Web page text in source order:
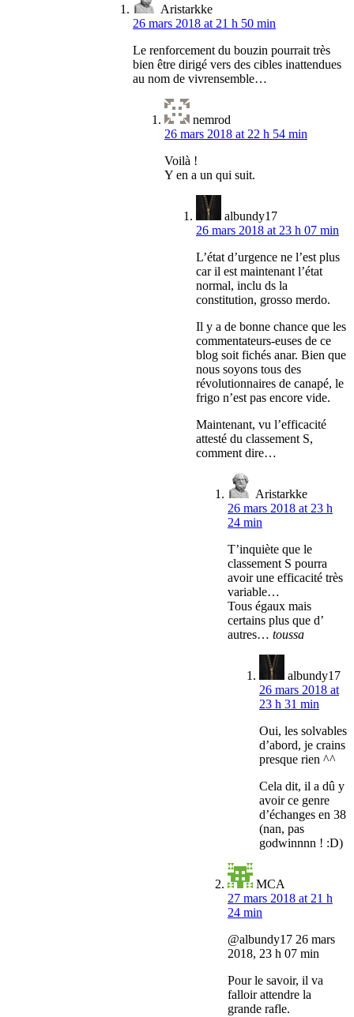
Aristarkke
26 mars 2018 at 21 h 50 min
Le renforcement du bouzin pourrait très
bien être dirigé vers des cibles inattendues
au nom de vivrensemble…
nemrod
26 mars 2018 at 22 h 54 min
Voilà !
Y en a un qui suit.
albundy17
26 mars 2018 at 23 h 07 min
L’état d’urgence ne l’est plus
car il est maintenant l’état
normal, inclu ds la
constitution, grosso merdo.
Il y a de bonne chance que les
commentateurs-euses de ce
blog soit fichés anar. Bien que
nous soyons tous des
révolutionnaires de canapé, le
frigo n’est pas encore vide.
Maintenant, vu l’efficacité
attesté du classement S,
comment dire…
Aristarkke
26 mars 2018 at 23 h
24 min
T’inquiète que le
classement S pourra
avoir une efficacité très
variable…
Tous égaux mais
certains plus que d’
autres… toussa
albundy17
26 mars 2018 at
23 h 31 min
Oui, les solvables
d’abord, je crains
presque rien ^^
Cela dit, il a dû y
avoir ce genre
d’échanges en 38
(nan, pas
godwinnnn ! :D)
MCA
27 mars 2018 at 21 h
24 min
@albundy17 26 mars
2018, 23 h 07 min
Pour le savoir, il va
falloir attendre la
grande rafle.